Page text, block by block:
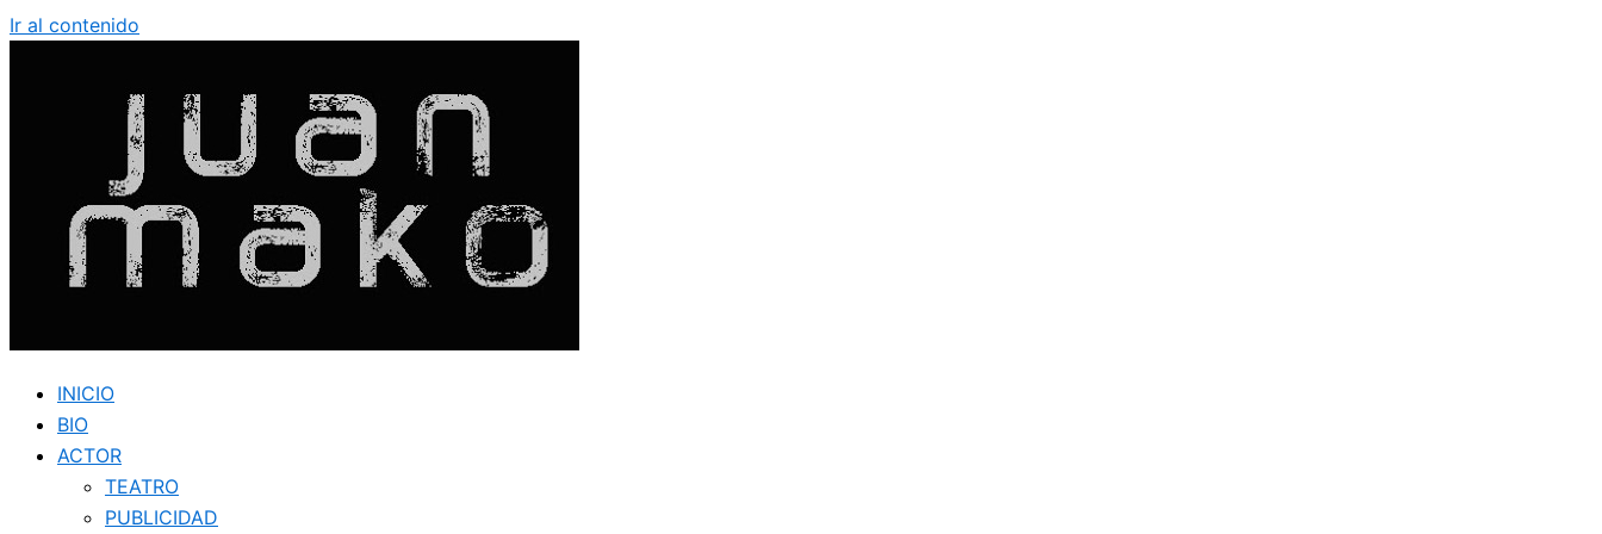
Ir al contenido
INICIO
BIO
ACTOR
TEATRO
PUBLICIDAD